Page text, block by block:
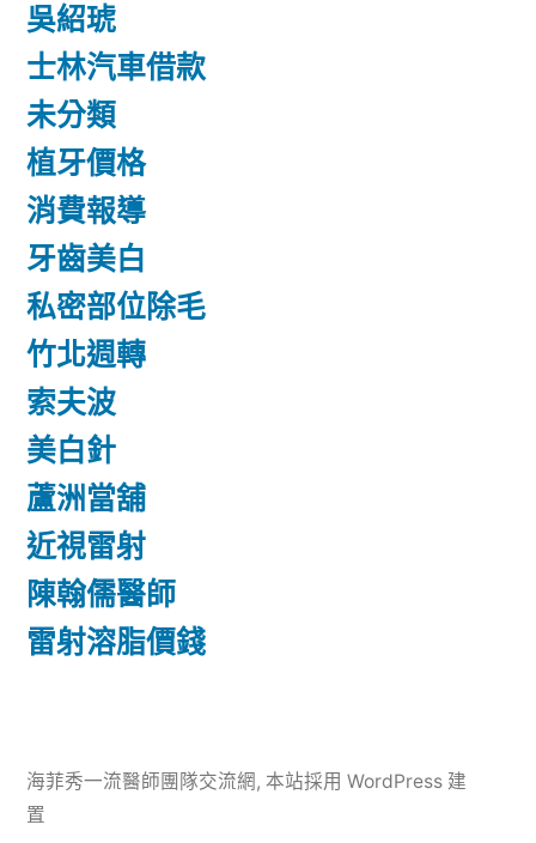
吳紹琥
士林汽車借款
未分類
植牙價格
消費報導
牙齒美白
私密部位除毛
竹北週轉
索夫波
美白針
蘆洲當舖
近視雷射
陳翰儒醫師
雷射溶脂價錢
海菲秀一流醫師團隊交流網, 本站採用 WordPress 建
置